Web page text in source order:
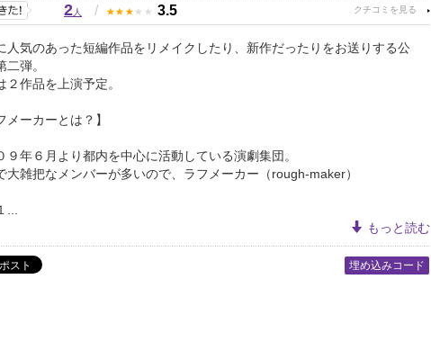
2人 / ★ ★ ★ ★ ★ 3.5
人気のあった短編作品をリメイクしたり、新作だったりをお送りする公
二弾。
２作品を上演予定。
メーカーとは？】
９年６月より都内を中心に活動している演劇集団。
大雑把なメンバーが多いので、ラフメーカー（rough-maker）
...
もっと読む
埋め込みコード